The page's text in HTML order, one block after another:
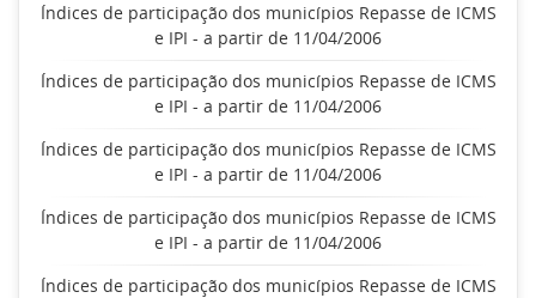
Índices de participação dos municípios Repasse de ICMS
e IPI - a partir de 11/04/2006
Índices de participação dos municípios Repasse de ICMS
e IPI - a partir de 11/04/2006
Índices de participação dos municípios Repasse de ICMS
e IPI - a partir de 11/04/2006
Índices de participação dos municípios Repasse de ICMS
e IPI - a partir de 11/04/2006
Índices de participação dos municípios Repasse de ICMS